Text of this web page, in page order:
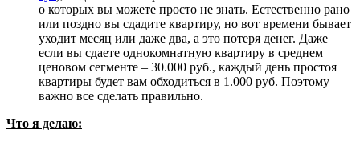
о которых вы можете просто не знать. Естественно рано
или поздно вы сдадите квартиру, но вот времени бывает
уходит месяц или даже два, а это потеря денег. Даже
если вы сдаете однокомнатную квартиру в среднем
ценовом сегменте – 30.000 руб., каждый день простоя
квартиры будет вам обходиться в 1.000 руб. Поэтому
важно все сделать правильно.
Что я делаю: